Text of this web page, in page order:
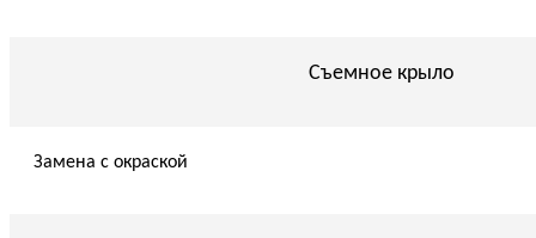
Съемное крыло
Замена с окраской